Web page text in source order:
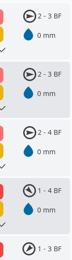
2 - 3 BF
0 mm
2 - 3 BF
0 mm
2 - 4 BF
0 mm
1 - 4 BF
0 mm
1 - 3 BF